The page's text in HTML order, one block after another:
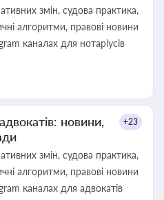
змін, судова практика,
алгоритми, правові новини
каналах для нотаріусів
новини,
+23
змін, судова практика,
алгоритми, правові новини
каналах для адвокатів